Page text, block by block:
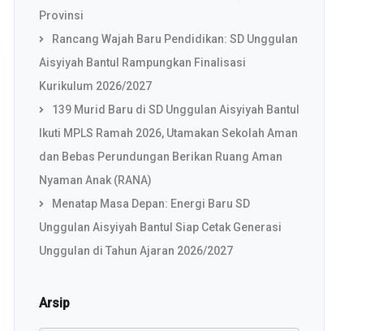
Provinsi
Rancang Wajah Baru Pendidikan: SD Unggulan
Aisyiyah Bantul Rampungkan Finalisasi
Kurikulum 2026/2027
139 Murid Baru di SD Unggulan Aisyiyah Bantul
Ikuti MPLS Ramah 2026, Utamakan Sekolah Aman
dan Bebas Perundungan Berikan Ruang Aman
Nyaman Anak (RANA)
Menatap Masa Depan: Energi Baru SD
Unggulan Aisyiyah Bantul Siap Cetak Generasi
Unggulan di Tahun Ajaran 2026/2027
Arsip